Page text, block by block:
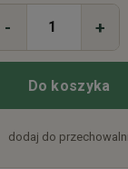
- +
Do koszyka
dodaj do przechowalni